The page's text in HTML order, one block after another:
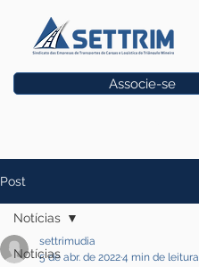
Associe-se
Post
Notícias
Notícias
settrimudia
5 de abr. de 20224 min de leitura